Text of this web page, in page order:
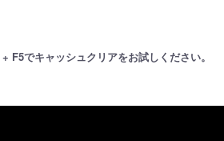
F5でキャッシュクリアをお試しください。